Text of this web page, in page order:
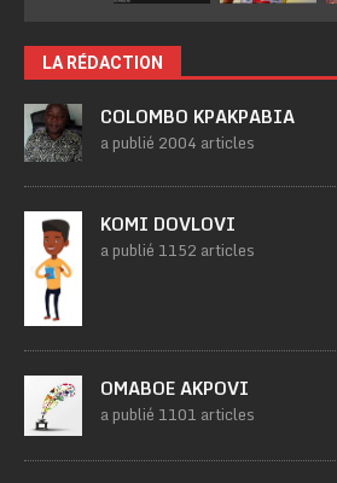
LA RÉDACTION
COLOMBO KPAKPABIA
a publié 2004 articles
KOMI DOVLOVI
a publié 1152 articles
OMABOE AKPOVI
a publié 1101 articles